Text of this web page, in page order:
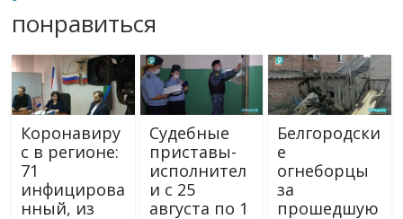
понравиться
Коронавиру
с в регионе:
71
инфицирова
нный, из
Судебные
приставы-
исполнител
и с 25
августа по 1
Белгородски
е
огнеборцы
за
прошедшую